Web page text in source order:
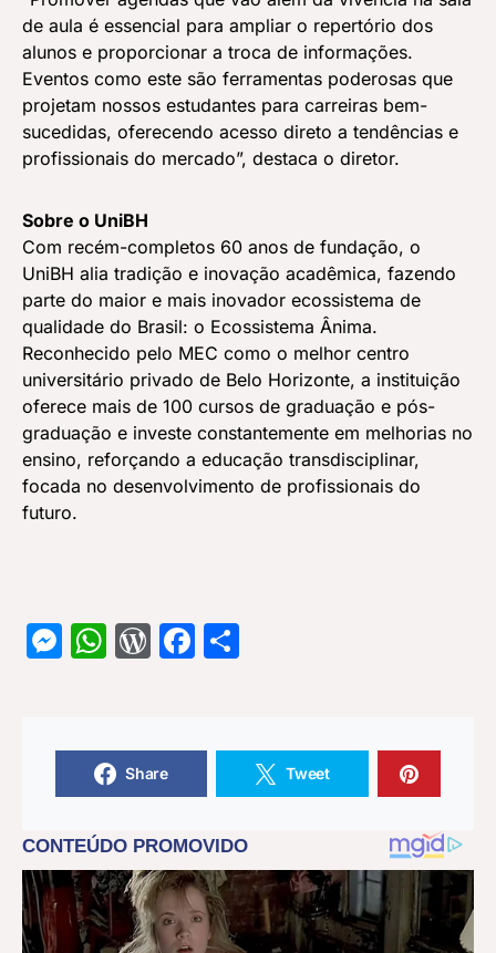
de aula é essencial para ampliar o repertório dos
alunos e proporcionar a troca de informações.
Eventos como este são ferramentas poderosas que
projetam nossos estudantes para carreiras bem-
sucedidas, oferecendo acesso direto a tendências e
profissionais do mercado”, destaca o diretor.
Sobre o UniBH
Com recém-completos 60 anos de fundação, o
UniBH alia tradição e inovação acadêmica, fazendo
parte do maior e mais inovador ecossistema de
qualidade do Brasil: o Ecossistema Ânima.
Reconhecido pelo MEC como o melhor centro
universitário privado de Belo Horizonte, a instituição
oferece mais de 100 cursos de graduação e pós-
graduação e investe constantemente em melhorias no
ensino, reforçando a educação transdisciplinar,
focada no desenvolvimento de profissionais do
futuro.
Messenger
WhatsApp
WordPress
Facebook
Share Tweet